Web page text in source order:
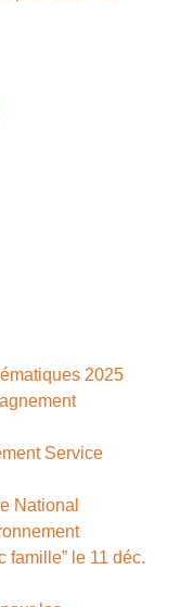
2025
Service
National
famille” le 11 déc.